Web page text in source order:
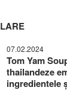
07.02.2024
Tom Yam
thailandeze
ingredientele